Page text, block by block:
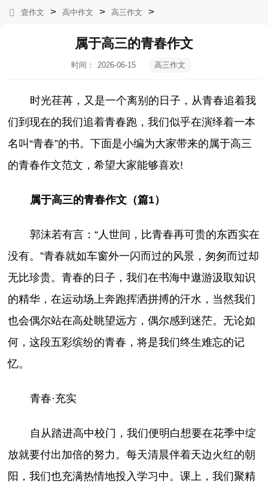
壹作文 > 高中作文 > 高三作文 >
属于高三的青春作文
时间：
2026-06-15
高三作文
时光荏苒，又是一个离别的日子，从青春追着我
们到现在的我们追着青春跑，我们似乎在演绎着一本
名叫“青春”的书。下面是小编为大家带来的属于高三
的青春作文范文，希望大家能够喜欢!
属于高三的青春作文（篇1）
郭沫若有言：“人世间，比青春再可贵的东西实在
没有。”青春就如车窗外一闪而过的风景，匆匆而过却
无比珍贵。青春的日子，我们在书海中遨游汲取知识
的精华，在运动场上奔跑挥洒拼搏的汗水，当然我们
也会偶尔站在高处眺望远方，偶尔感到迷茫。无论如
何，这段五彩缤纷的青春，将是我们终生难忘的记
忆。
青春·充实
自从踏进高中校门，我们便明白想要在花季中绽
放就要付出加倍的努力。每天清晨伴着天边火红的朝
阳，我们也充满热情地投入学习中。课上，我们聚精